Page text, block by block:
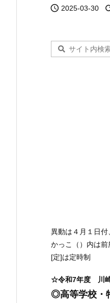
 2025-03-30
異動は４月１日
かっこ（）内は
[定]は定時制
☆令和7年度 川
◎高等学校・